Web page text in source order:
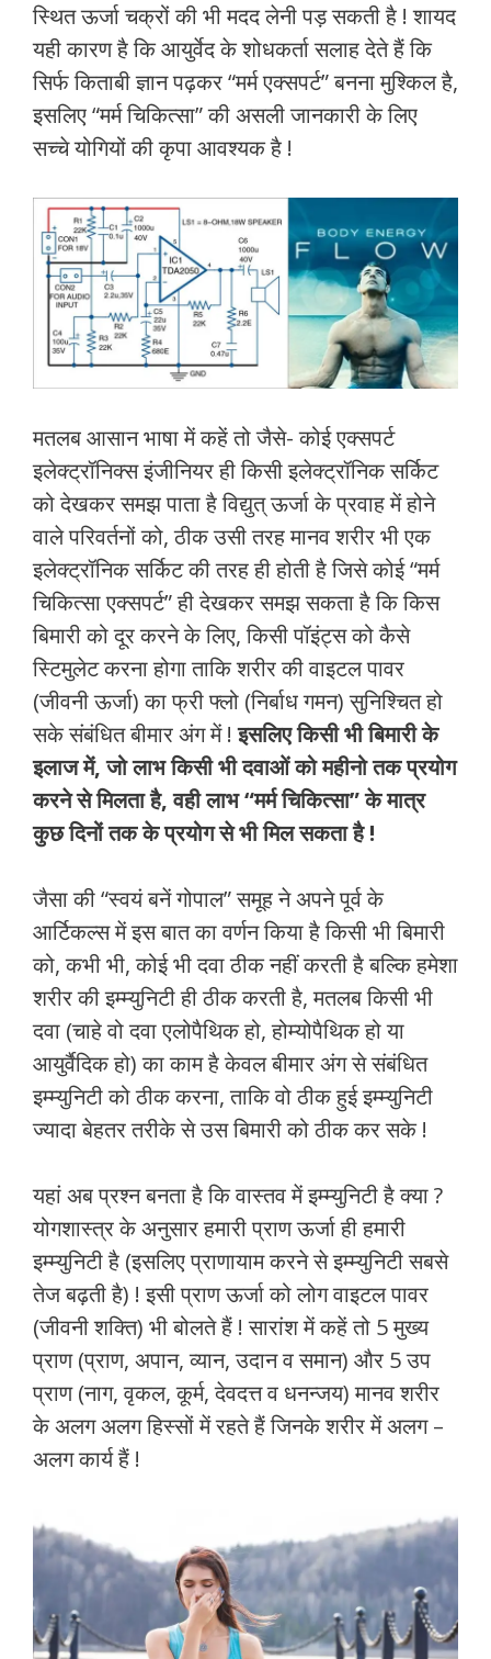
स्थित ऊर्जा चक्रों की भी मदद लेनी पड़ सकती है ! शायद
यही कारण है कि आयुर्वेद के शोधकर्ता सलाह देते हैं कि
सिर्फ किताबी ज्ञान पढ़कर “मर्म एक्सपर्ट” बनना मुश्किल है,
इसलिए “मर्म चिकित्सा” की असली जानकारी के लिए
सच्चे योगियों की कृपा आवश्यक है !
मतलब आसान भाषा में कहें तो जैसे- कोई एक्सपर्ट
इलेक्ट्रॉनिक्स इंजीनियर ही किसी इलेक्ट्रॉनिक सर्किट
को देखकर समझ पाता है विद्युत् ऊर्जा के प्रवाह में होने
वाले परिवर्तनों को, ठीक उसी तरह मानव शरीर भी एक
इलेक्ट्रॉनिक सर्किट की तरह ही होती है जिसे कोई “मर्म
चिकित्सा एक्सपर्ट” ही देखकर समझ सकता है कि किस
बिमारी को दूर करने के लिए, किसी पॉइंट्स को कैसे
स्टिमुलेट करना होगा ताकि शरीर की वाइटल पावर
(जीवनी ऊर्जा) का फ्री फ्लो (निर्बाध गमन) सुनिश्चित हो
सके संबंधित बीमार अंग में !इसलिए किसी भी बिमारी के
इलाज में, जो लाभ किसी भी दवाओं को महीनो तक प्रयोग
करने से मिलता है, वही लाभ “मर्म चिकित्सा” के मात्र
कुछ दिनों तक के प्रयोग से भी मिल सकता है !
जैसा की “स्वयं बनें गोपाल” समूह ने अपने पूर्व के
आर्टिकल्स में इस बात का वर्णन किया है किसी भी बिमारी
को, कभी भी, कोई भी दवा ठीक नहीं करती है बल्कि हमेशा
शरीर की इम्म्युनिटी ही ठीक करती है, मतलब किसी भी
दवा (चाहे वो दवा एलोपैथिक हो, होम्योपैथिक हो या
आयुर्वैदिक हो) का काम है केवल बीमार अंग से संबंधित
इम्म्युनिटी को ठीक करना, ताकि वो ठीक हुई इम्म्युनिटी
ज्यादा बेहतर तरीके से उस बिमारी को ठीक कर सके !
यहां अब प्रश्न बनता है कि वास्तव में इम्म्युनिटी है क्या ?
योगशास्त्र के अनुसार हमारी प्राण ऊर्जा ही हमारी
इम्म्युनिटी है (इसलिए प्राणायाम करने से इम्म्युनिटी सबसे
तेज बढ़ती है) ! इसी प्राण ऊर्जा को लोग वाइटल पावर
(जीवनी शक्ति) भी बोलते हैं ! सारांश में कहें तो 5 मुख्य
प्राण (प्राण, अपान, व्यान, उदान व समान) और 5 उप
प्राण (नाग, वृकल, कूर्म, देवदत्त व धनन्जय) मानव शरीर
के अलग अलग हिस्सों में रहते हैं जिनके शरीर में अलग –
अलग कार्य हैं !